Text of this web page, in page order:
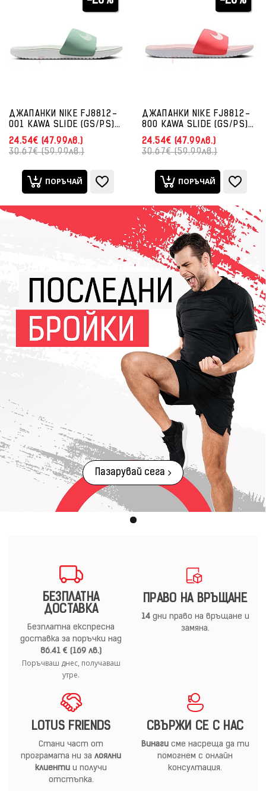
ДЖАПАНКИ NIKE FJ8812-
001 KAWA SLIDE (GS/PS)
БЛЕДОЗЕЛЕНИ
24.54€ (47.99лв.)
30.67€ (59.99лв.)
ПОРЪЧАЙ
ДЖАПАНКИ NIKE FJ8812-
800 KAWA SLIDE (GS/PS)
ОРАНЖЕВИ/РОЗОВИ
24.54€ (47.99лв.)
30.67€ (59.99лв.)
ПОРЪЧАЙ
Пазарувай сега
БЕЗПЛАТНА
ДОСТАВКА
Безплатна експресна
доставка за поръчки над
86.41 € (169 лв.)
Поръчваш днес, получаваш
утре.
ПРАВО НА ВРЪЩАНЕ
14дни право на връщане и
замяна.
LOTUS FRIENDS
Стани част от
програмата ни за лоялни
клиенти и получи
отстъпка.
СВЪРЖИ СЕ С НАС
Винагисме насреща да ти
помогнем с онлайн
консултация.